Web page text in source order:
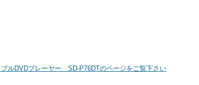
ルDVDプレーヤー SD-P76DTのページをご覧下さい